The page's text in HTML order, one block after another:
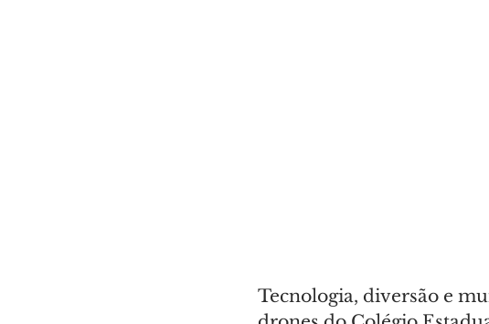
Tecnologia, diversão e